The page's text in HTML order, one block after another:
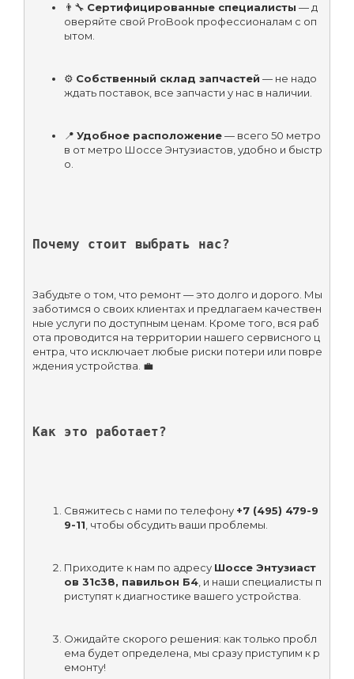
👨‍🔧 Сертифицированные специалисты — д
оверяйте свой ProBook профессионалам с оп
ытом.
⚙️ Собственный склад запчастей — не надо
ждать поставок, все запчасти у нас в наличии.
📍 Удобное расположение — всего 50 метро
в от метро Шоссе Энтузиастов, удобно и быстр
о.
Почему стоит выбрать нас?
Забудьте о том, что ремонт — это долго и дорого. Мы
заботимся о своих клиентах и предлагаем качествен
ные услуги по доступным ценам. Кроме того, вся раб
ота проводится на территории нашего сервисного ц
ентра, что исключает любые риски потери или повре
ждения устройства. 💼
Как это работает?
Свяжитесь с нами по телефону +7 (495) 479-9
9-11, чтобы обсудить ваши проблемы.
Приходите к нам по адресу Шоссе Энтузиаст
ов 31с38, павильон Б4, и наши специалисты п
риступят к диагностике вашего устройства.
Ожидайте скорого решения: как только пробл
ема будет определена, мы сразу приступим к р
емонту!